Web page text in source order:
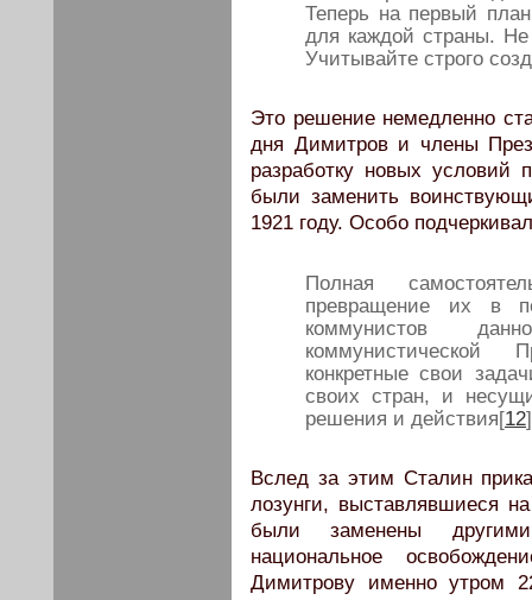
Теперь на первый
для каждой страны.
Учитывайте строго
Это решение немедленно
дня Димитров и члены
разработку новых условий
были заменить
1921 году. Особо
Полная
превращение их в
коммунистов
коммунистической
конкретные свои
своих стран, и
решения и действия[12
Вслед за этим Сталин
лозунги, выставлявшиеся
были заменены
национальное
Димитрову именно утром